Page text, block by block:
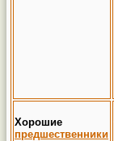
Хорошие
предшественники